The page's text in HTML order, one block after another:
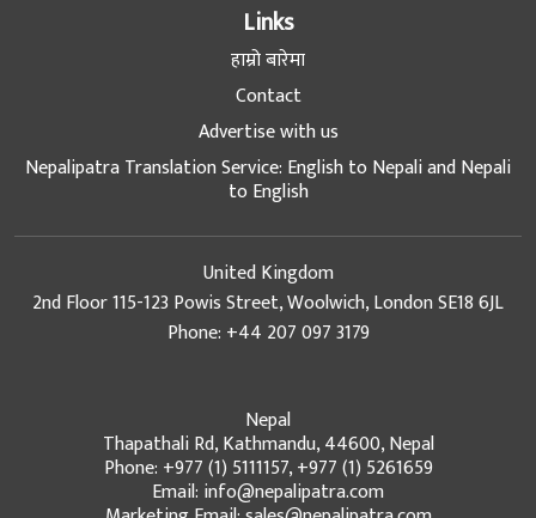
Links
हाम्रो बारेमा
Contact
Advertise with us
Nepalipatra Translation Service: English to Nepali and Nepali
to English
United Kingdom
2nd Floor 115-123 Powis Street, Woolwich, London SE18 6JL
Phone: +44 207 097 3179
Nepal
Thapathali Rd, Kathmandu, 44600, Nepal
Phone: +977 (1) 5111157, +977 (1) 5261659
Email: info@nepalipatra.com